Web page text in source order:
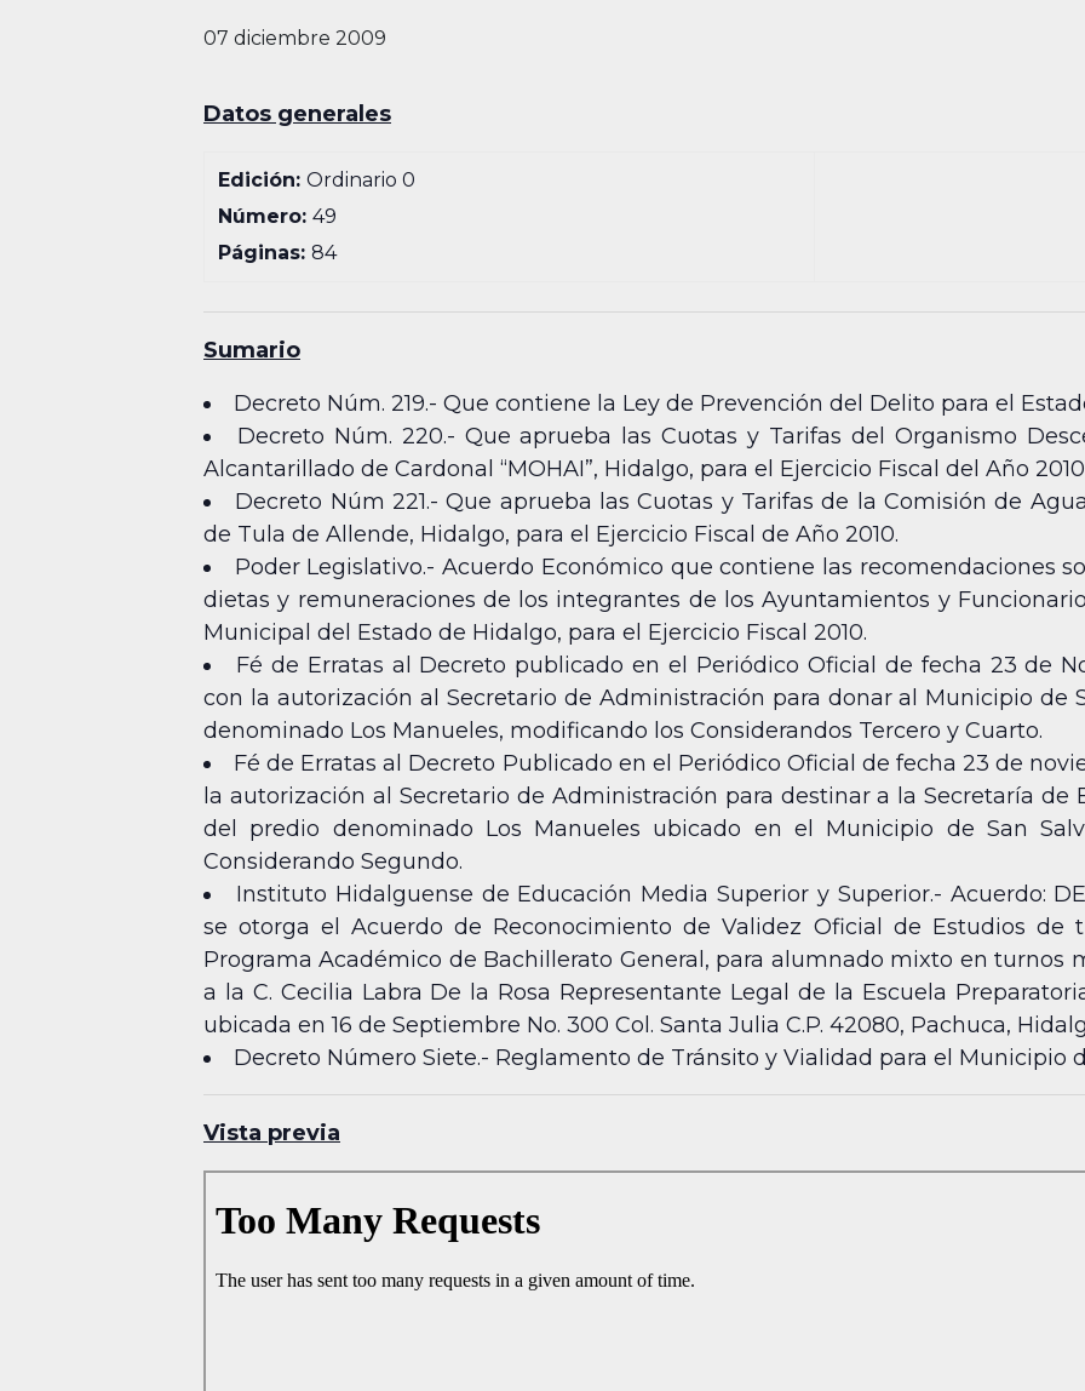
07 diciembre 2009
Datos generales
Edición:Ordinario 0
Número:49
Páginas:84
Sumario
Decreto Núm. 219.- Que contiene la Ley de Prevención del Delito para el
Decreto Núm. 220.- Que aprueba las Cuotas y Tarifas del Organismo
Alcantarillado de Cardonal “MOHAI”, Hidalgo, para el Ejercicio Fiscal del Año
Decreto Núm 221.- Que aprueba las Cuotas y Tarifas de la Comisión de
de Tula de Allende, Hidalgo, para el Ejercicio Fiscal de Año 2010.
Poder Legislativo.- Acuerdo Económico que contiene las recomendaciones
dietas y remuneraciones de los integrantes de los Ayuntamientos y
Municipal del Estado de Hidalgo, para el Ejercicio Fiscal 2010.
Fé de Erratas al Decreto publicado en el Periódico Oficial de fecha 23 de
con la autorización al Secretario de Administración para donar al Municipio de
denominado Los Manueles, modificando los Considerandos Tercero y Cuarto.
Fé de Erratas al Decreto Publicado en el Periódico Oficial de fecha 23 de
la autorización al Secretario de Administración para destinar a la Secretaría de
del predio denominado Los Manueles ubicado en el Municipio de San
Considerando Segundo.
Instituto Hidalguense de Educación Media Superior y Superior.- Acuerdo:
se otorga el Acuerdo de Reconocimiento de Validez Oficial de Estudios de
Programa Académico de Bachillerato General, para alumnado mixto en turnos
a la C. Cecilia Labra De la Rosa Representante Legal de la Escuela
ubicada en 16 de Septiembre No. 300 Col. Santa Julia C.P. 42080, Pachuca,
Decreto Número Siete.- Reglamento de Tránsito y Vialidad para el Municipio
Vista previa
Skip
to
PDF
content